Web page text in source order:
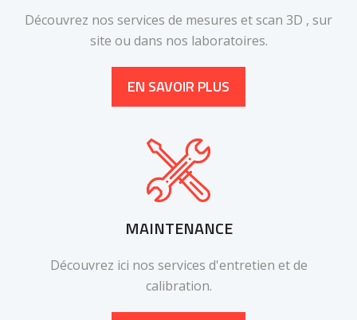
Découvrez nos services de mesures et scan 3D , sur
site ou dans nos laboratoires.
EN SAVOIR PLUS
MAINTENANCE
Découvrez ici nos services d'entretien et de
calibration.